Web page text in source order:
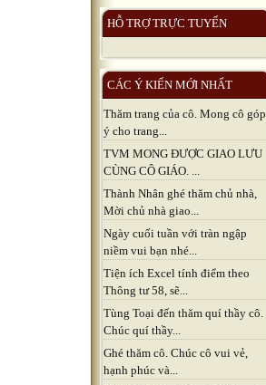
HỖ TRỢ TRỰC TUYẾN
CÁC Ý KIẾN MỚI NHẤT
Thăm trang của cô. Mong cô góp
ý cho trang...
TVM MONG ĐƯỢC GIAO LƯU
CÙNG CÔ GIÁO. ...
Thành Nhân ghé thăm chủ nhà,
Mời chủ nhà giao...
Ngày cuối tuần với tràn ngập
niềm vui bạn nhé...
Tiện ích Excel tính điểm theo
Thông tư 58, sẽ...
Tùng Toại đến thăm quí thầy cô.
Chúc quí thầy...
Ghé thăm cô. Chúc cô vui vẻ,
hạnh phúc và...